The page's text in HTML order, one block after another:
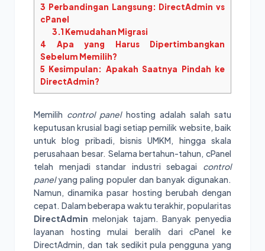
3 Perbandingan Langsung: DirectAdmin vs
cPanel
3.1 Kemudahan Migrasi
4 Apa yang Harus Dipertimbangkan
Sebelum Memilih?
5 Kesimpulan: Apakah Saatnya Pindah ke
DirectAdmin?
Memilih control panelhosting adalah salah satu
keputusan krusial bagi setiap pemilik website, baik
untuk blog pribadi, bisnis UMKM, hingga skala
perusahaan besar. Selama bertahun-tahun, cPanel
telah menjadi standar industri sebagai control
panelyang paling populer dan banyak digunakan.
Namun, dinamika pasar hosting berubah dengan
cepat. Dalam beberapa waktu terakhir, popularitas
DirectAdmin melonjak tajam. Banyak penyedia
layanan hosting mulai beralih dari cPanel ke
DirectAdmin, dan tak sedikit pula pengguna yang